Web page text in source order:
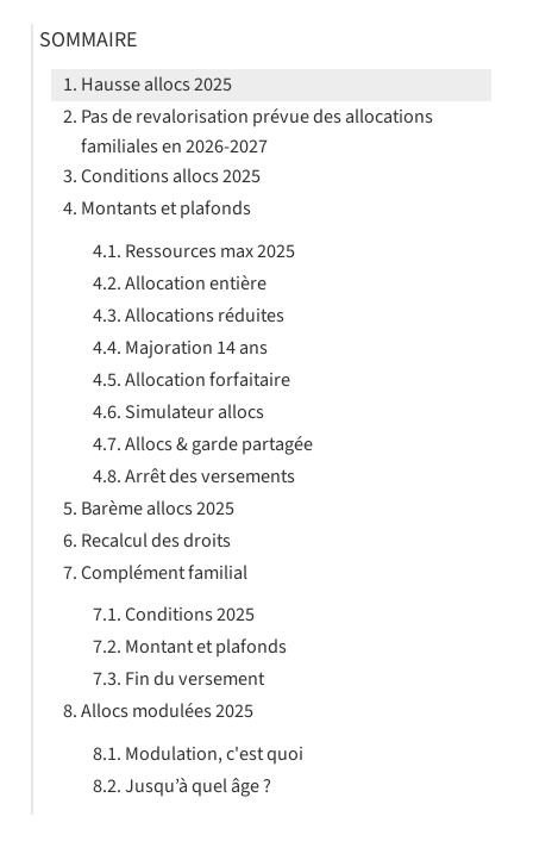
SOMMAIRE
Hausse allocs 2025
Pas de revalorisation prévue des allocations
familiales en 2026-2027
Conditions allocs 2025
Montants et plafonds
Ressources max 2025
Allocation entière
Allocations réduites
Majoration 14 ans
Allocation forfaitaire
Simulateur allocs
Allocs & garde partagée
Arrêt des versements
Barème allocs 2025
Recalcul des droits
Complément familial
Conditions 2025
Montant et plafonds
Fin du versement
Allocs modulées 2025
Modulation, c'est quoi
Jusqu’à quel âge ?